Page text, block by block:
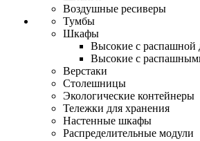
Воздушные ресиверы
Тумбы
Шкафы
Высокие с распашной
Высокие с
Верстаки
Столешницы
Экологические контейнеры
Тележки для хранения
Настенные шкафы
Распределительные модули